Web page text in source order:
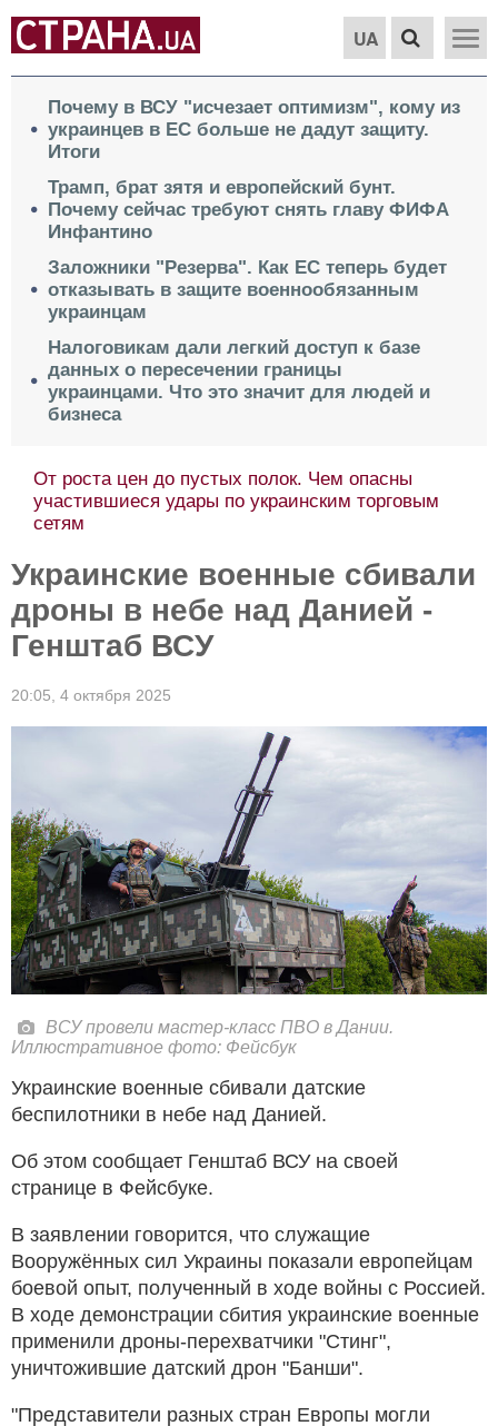
UA
Почему в ВСУ "исчезает оптимизм", кому из
украинцев в ЕС больше не дадут защиту.
Итоги
Трамп, брат зятя и европейский бунт.
Почему сейчас требуют снять главу ФИФА
Инфантино
Заложники "Резерва". Как ЕС теперь будет
отказывать в защите военнообязанным
украинцам
Налоговикам дали легкий доступ к базе
данных о пересечении границы
украинцами. Что это значит для людей и
бизнеса
От роста цен до пустых полок. Чем опасны
участившиеся удары по украинским торговым
сетям
Украинские военные сбивали
дроны в небе над Данией -
Генштаб ВСУ
20:05, 4 октября 2025
ВСУ провели мастер-класс ПВО в Дании.
Иллюстративное фото: Фейсбук
Украинские военные сбивали датские
беспилотники в небе над Данией.
Об этом сообщает Генштаб ВСУ на своей
странице в Фейсбуке.
В заявлении говорится, что служащие
Вооружённых сил Украины показали европейцам
боевой опыт, полученный в ходе войны с Россией.
В ходе демонстрации сбития украинские военные
применили дроны-перехватчики "Стинг",
уничтожившие датский дрон "Банши".
"Представители разных стран Европы могли